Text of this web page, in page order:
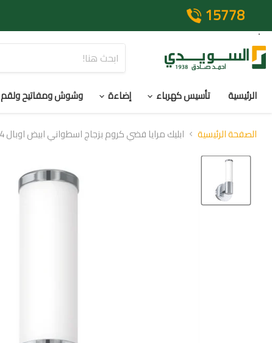
15778
الرئيسية تأسيس كهرباء إضاءة وشوش ومفاتيح ولقم
الصفحة الرئيسية ابليك مرايا فضي كروم بزجاج اسطواني ابيض اوبال IP 44 ليد 4.5 وات 3000 كيلفن